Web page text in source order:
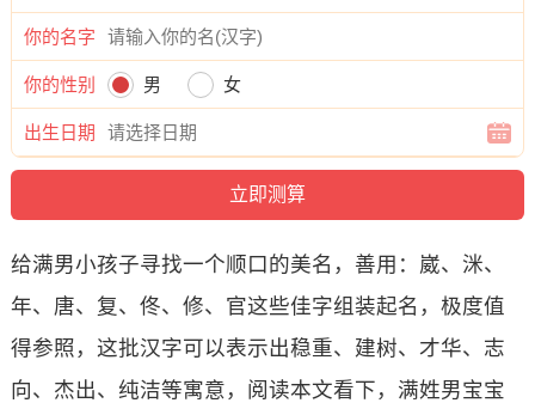
你的名字
你的性别 男 女
出生日期
给满男小孩子寻找一个顺口的美名，善用：崴、洣、
年、唐、复、佟、修、官这些佳字组装起名，极度值
得参照，这批汉字可以表示出稳重、建树、才华、志
向、杰出、纯洁等寓意，阅读本文看下，满姓男宝宝